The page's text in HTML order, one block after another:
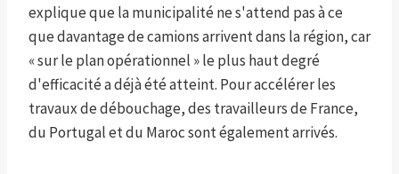
explique que la municipalité ne s'attend pas à ce
que davantage de camions arrivent dans la région, car
« sur le plan opérationnel » le plus haut degré
d'efficacité a déjà été atteint. Pour accélérer les
travaux de débouchage, des travailleurs de France,
du Portugal et du Maroc sont également arrivés.